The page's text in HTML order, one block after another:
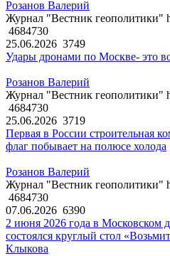
Розанов Валерий
Журнал "Вестник геополитики"
4684730
25.06.2026 3749
Удары дронами по Москве- это
Розанов Валерий
Журнал "Вестник геополитики"
4684730
25.06.2026 3719
Первая в России строительная
флаг побывает на полюсе холода
Розанов Валерий
Журнал "Вестник геополитики"
4684730
07.06.2026 6390
2 июня 2026 года в Московском
состоялся круглый стол
Клыкова